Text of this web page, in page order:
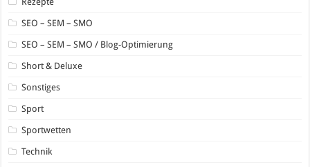
SEO – SEM – SMO
SEO – SEM – SMO / Blog-Optimierung
Short & Deluxe
Sonstiges
Sport
Sportwetten
Technik